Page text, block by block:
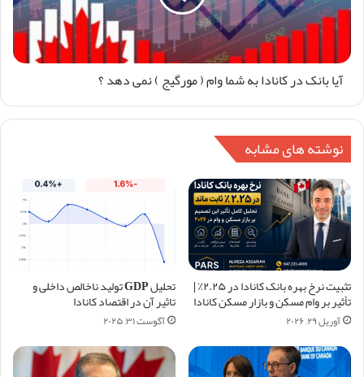
آیا بانک در کانادا به شما وام ( مورگیج ) نمی دهد ؟
نوشته های مشابه
تثبیت نرخ بهره بانک کانادا در ۲.۲۵٪ |
تأثیر بر وام مسکن و بازار مسکن کانادا
آوریل ۲۹, ۲۰۲۶
تحلیل GDP تولید ناخالص داخلی و
تاثیر آن در اقتصاد کانادا
آگوست ۳۱, ۲۰۲۵